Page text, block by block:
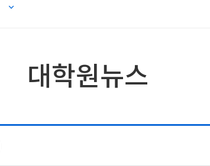
대학원뉴스